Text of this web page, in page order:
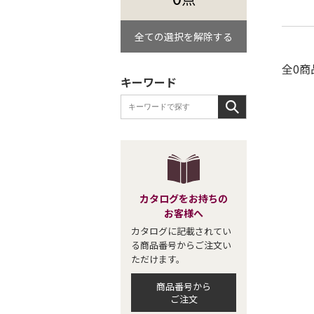
全0商
全ての選択を解除する
キーワード
カタログをお持ちの
お客様へ
カタログに記載されてい
る商品番号からご注文い
ただけます。
商品番号から
ご注文